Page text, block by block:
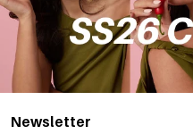
Newsletter